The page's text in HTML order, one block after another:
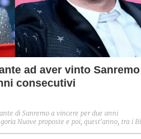
ad aver vinto Sanremo
consecutivi
di Sanremo a vincere per due anni
Nuove proposte e poi, quest'anno, tra i